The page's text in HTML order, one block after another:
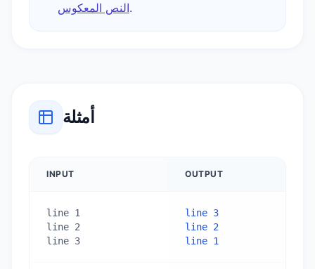
النص المعكوس.
أمثلة
INPUT OUTPUT
line 1
line 2
line 3
line 3
line 2
line 1